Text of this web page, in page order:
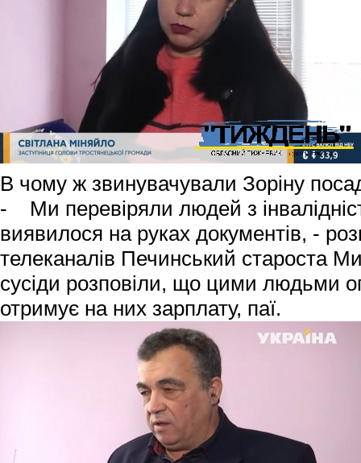
В чому ж звинувачували Зоріну
- Ми перевіряли людей з
виявилося на руках документів, -
телеканалів Печинський староста
сусіди розповіли, що цими людьми
отримує на них зарплату, паї.